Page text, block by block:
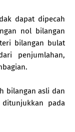
dapat dipecah
nol bilangan
bilangan bulat
penjumlahan,
bilangan asli dan
pada